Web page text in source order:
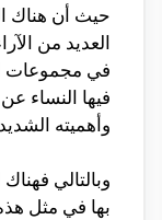
حيث أن هناك
العديد من
في مجموعات
فيها النساء
وأهميته
وبالتالي
بها في مثل